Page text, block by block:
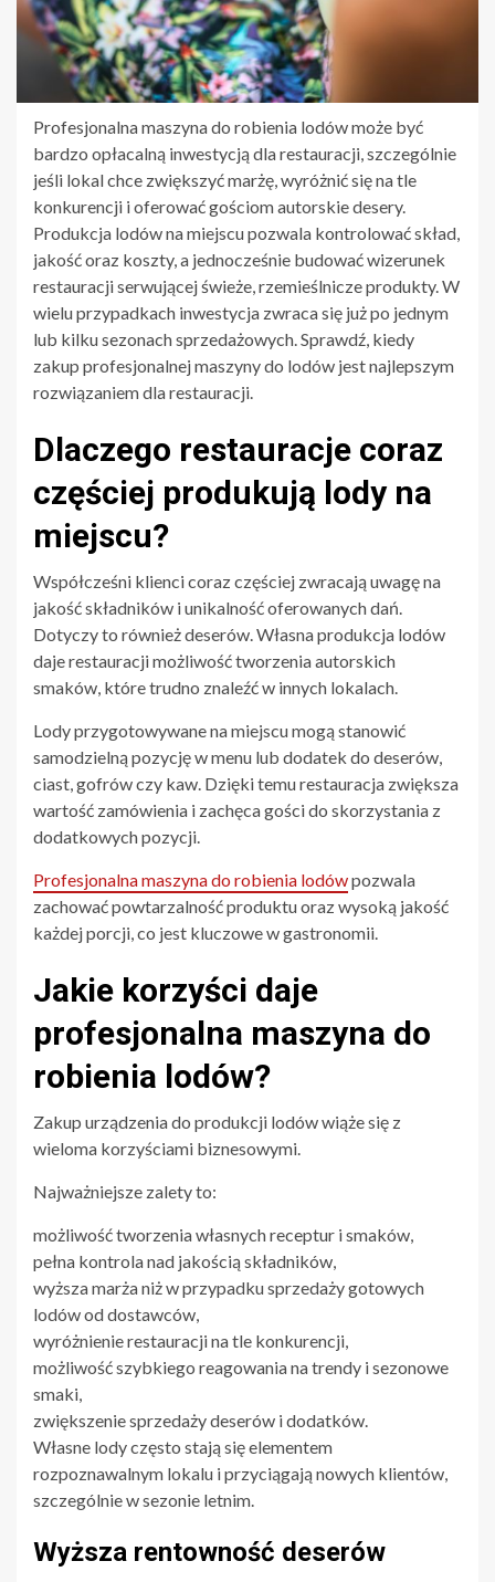
Profesjonalna maszyna do robienia lodów może być
bardzo opłacalną inwestycją dla restauracji, szczególnie
jeśli lokal chce zwiększyć marżę, wyróżnić się na tle
konkurencji i oferować gościom autorskie desery.
Produkcja lodów na miejscu pozwala kontrolować skład,
jakość oraz koszty, a jednocześnie budować wizerunek
restauracji serwującej świeże, rzemieślnicze produkty. W
wielu przypadkach inwestycja zwraca się już po jednym
lub kilku sezonach sprzedażowych. Sprawdź, kiedy
zakup profesjonalnej maszyny do lodów jest najlepszym
rozwiązaniem dla restauracji.
Dlaczego restauracje coraz
częściej produkują lody na
miejscu?
Współcześni klienci coraz częściej zwracają uwagę na
jakość składników i unikalność oferowanych dań.
Dotyczy to również deserów. Własna produkcja lodów
daje restauracji możliwość tworzenia autorskich
smaków, które trudno znaleźć w innych lokalach.
Lody przygotowywane na miejscu mogą stanowić
samodzielną pozycję w menu lub dodatek do deserów,
ciast, gofrów czy kaw. Dzięki temu restauracja zwiększa
wartość zamówienia i zachęca gości do skorzystania z
dodatkowych pozycji.
Profesjonalna maszyna do robienia lodówpozwala
zachować powtarzalność produktu oraz wysoką jakość
każdej porcji, co jest kluczowe w gastronomii.
Jakie korzyści daje
profesjonalna maszyna do
robienia lodów?
Zakup urządzenia do produkcji lodów wiąże się z
wieloma korzyściami biznesowymi.
Najważniejsze zalety to:
możliwość tworzenia własnych receptur i smaków,
pełna kontrola nad jakością składników,
wyższa marża niż w przypadku sprzedaży gotowych
lodów od dostawców,
wyróżnienie restauracji na tle konkurencji,
możliwość szybkiego reagowania na trendy i sezonowe
smaki,
zwiększenie sprzedaży deserów i dodatków.
Własne lody często stają się elementem
rozpoznawalnym lokalu i przyciągają nowych klientów,
szczególnie w sezonie letnim.
Wyższa rentowność deserów